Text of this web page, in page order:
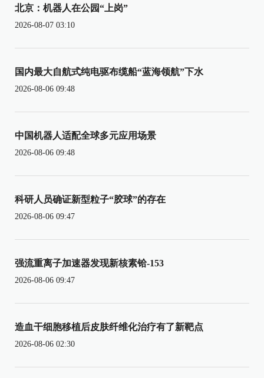
北京：机器人在公园“上岗”
2026-08-07 03:10
国内最大自航式纯电驱布缆船“蓝海领航”下水
2026-08-06 09:48
中国机器人适配全球多元应用场景
2026-08-06 09:48
科研人员确证新型粒子“胶球”的存在
2026-08-06 09:47
强流重离子加速器发现新核素铪-153
2026-08-06 09:47
造血干细胞移植后皮肤纤维化治疗有了新靶点
2026-08-06 02:30